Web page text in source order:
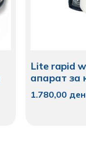
Lite rapid
апарат за
1.780,00